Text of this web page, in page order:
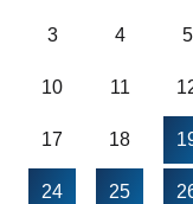
3 4 5
10 11
17 18
24 25